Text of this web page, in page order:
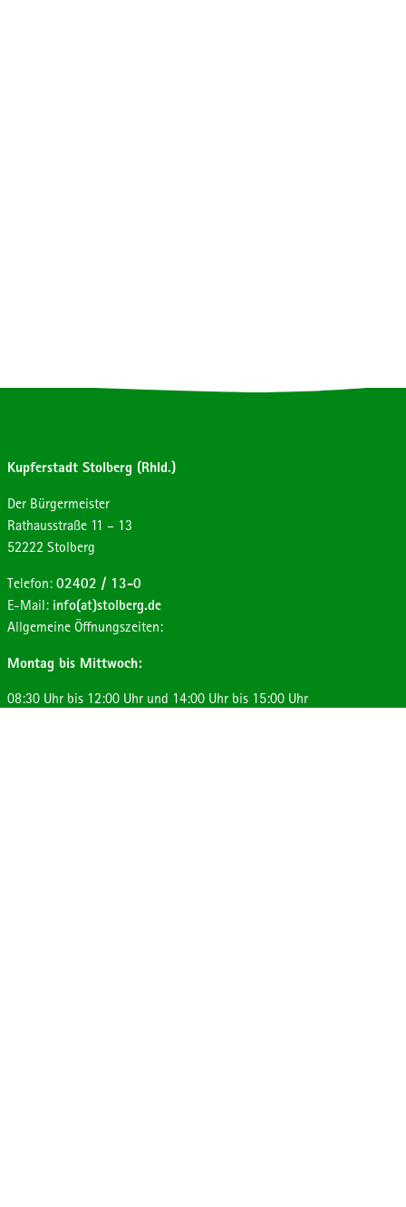
Kupferstadt Stolberg (Rhld.)
Der Bürgermeister
Strasse:
Rathausstraße Hausnummer:
11 – 13
Postleitzahl:
52222 Ort:
Stolberg
Telefon: 02402 / 13-0
E-Mail: info(at)stolberg.de
Allgemeine Öffnungszeiten:
Montag bis Mittwoch:
08:30 Uhr bis 12:00 Uhr und 14:00 Uhr bis 15:00 Uhr